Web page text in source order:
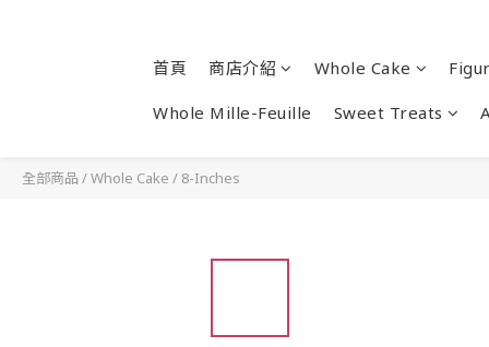
首頁 商店介紹 Whole Cake
Whole Mille-Feuille Sweet Treats
全部商品 /Whole Cake / 8-Inches